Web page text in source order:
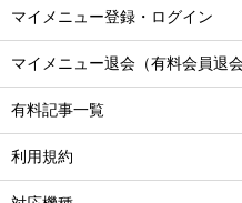
マイメニュー登録・ログイン
マイメニュー退会（有料会員退会
有料記事一覧
利用規約